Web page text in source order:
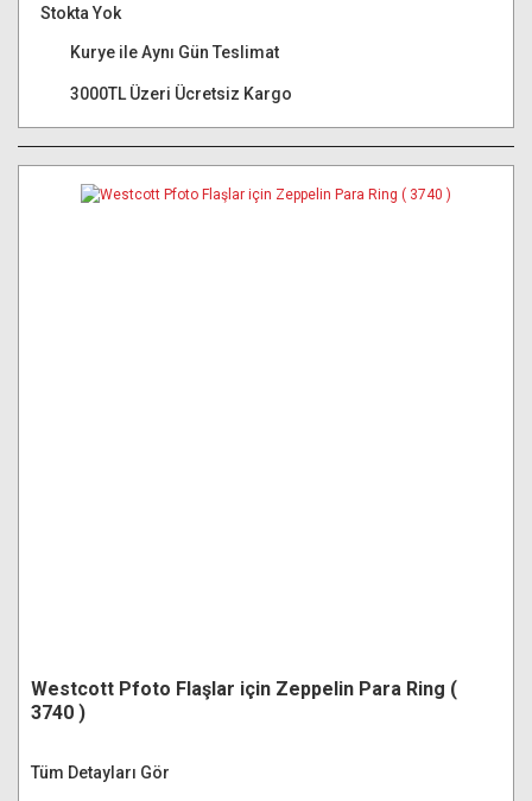
Stokta Yok
Kurye ile Aynı Gün Teslimat
3000TL Üzeri Ücretsiz Kargo
Westcott Pfoto Flaşlar için Zeppelin Para Ring (
3740 )
Tüm Detayları Gör